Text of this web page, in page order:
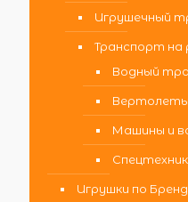
Игрушечный
Транспорт на
Водный
Вертолеты
Машины и
Игрушки по